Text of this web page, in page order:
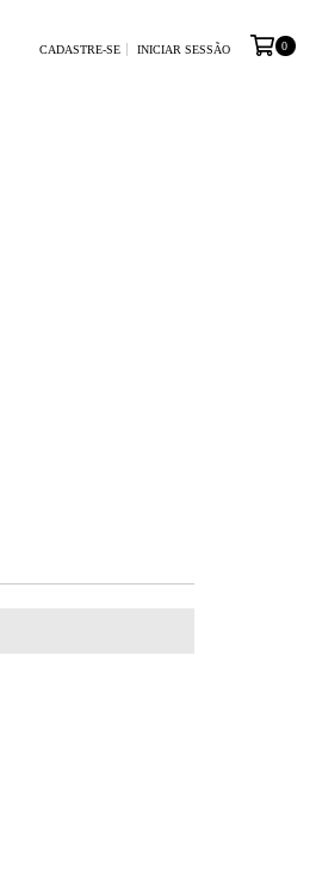
CADASTRE-SE INICIAR SESSÃO 0